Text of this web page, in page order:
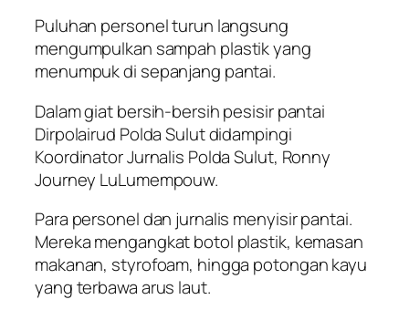
Puluhan personel turun langsung
mengumpulkan sampah plastik yang
menumpuk di sepanjang pantai.
Dalam giat bersih-bersih pesisir pantai
Dirpolairud Polda Sulut didampingi
Koordinator Jurnalis Polda Sulut, Ronny
Journey LuLumempouw.
Para personel dan jurnalis menyisir pantai.
Mereka mengangkat botol plastik, kemasan
makanan, styrofoam, hingga potongan kayu
yang terbawa arus laut.